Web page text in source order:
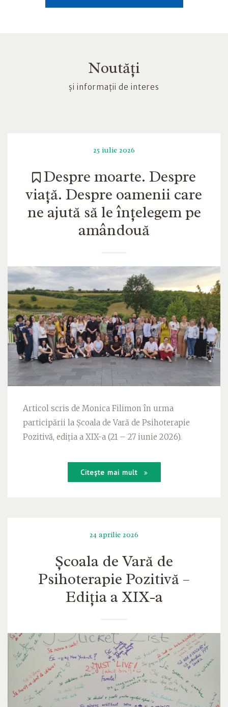
Noutăți
și informații de interes
25 iulie 2026
Despre moarte. Despre
viață. Despre oamenii care
ne ajută să le înțelegem pe
amândouă
Articol scris de Monica Filimon în urma
participării la Școala de Vară de Psihoterapie
Pozitivă, ediția a XIX-a (21 – 27 iunie 2026).
Citește mai mult
24 aprilie 2026
Școala de Vară de
Psihoterapie Pozitivă –
Ediția a XIX-a